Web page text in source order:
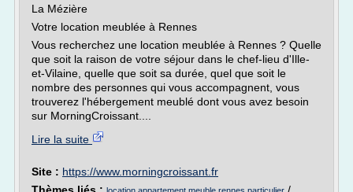
La Mézière
Votre location meublée à Rennes
Vous recherchez une location meublée à Rennes ? Quelle
que soit la raison de votre séjour dans le chef-lieu d'Ille-
et-Vilaine, quelle que soit sa durée, quel que soit le
nombre des personnes qui vous accompagnent, vous
trouverez l'hébergement meublé dont vous avez besoin
sur MorningCroissant....
Lire la suite
Site : https://www.morningcroissant.fr